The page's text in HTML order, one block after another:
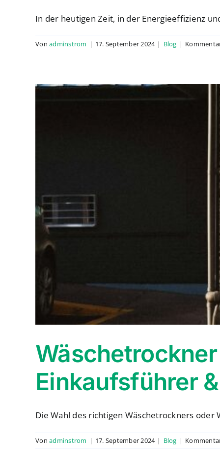
In der heutigen Zeit, in der Energieeffizienz
Vonadminstrom | 17. September 2024 | Blog |
Einkaufsführer
Die Wahl des richtigen Wäschetrockners
Vonadminstrom | 17. September 2024 | Blog |